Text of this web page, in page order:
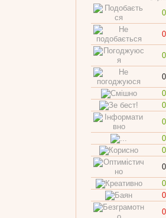
0
0
0
0
0
0
0
0
0
0
0
0
0